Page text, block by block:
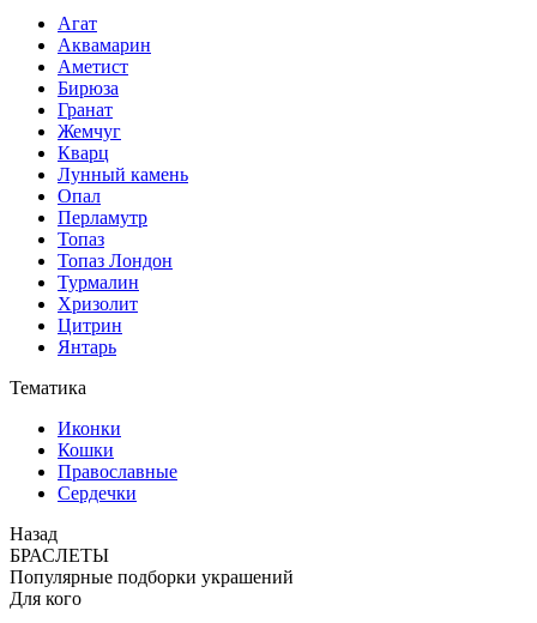
Агат
Аквамарин
Аметист
Бирюза
Гранат
Жемчуг
Кварц
Лунный камень
Опал
Перламутр
Топаз
Топаз Лондон
Турмалин
Хризолит
Цитрин
Янтарь
Тематика
Иконки
Кошки
Православные
Сердечки
Назад
БРАСЛЕТЫ
Популярные подборки украшений
Для кого